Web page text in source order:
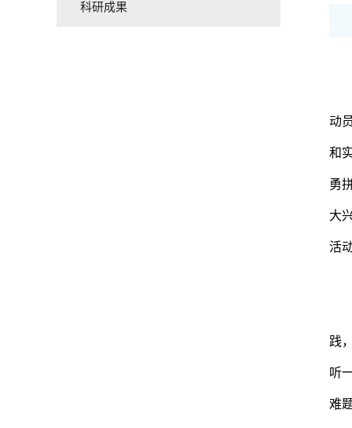
科研成果
动
和
勇
大
活
践
听
难